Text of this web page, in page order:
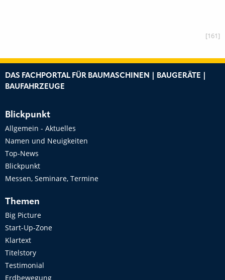
[161]
DAS FACHPORTAL FÜR BAUMASCHINEN | BAUGERÄTE |
BAUFAHRZEUGE
Blickpunkt
Allgemein - Aktuelles
Namen und Neuigkeiten
Top-News
Blickpunkt
Messen, Seminare, Termine
Themen
Big Picture
Start-Up-Zone
Klartext
Titelstory
Testimonial
Erdbewegung